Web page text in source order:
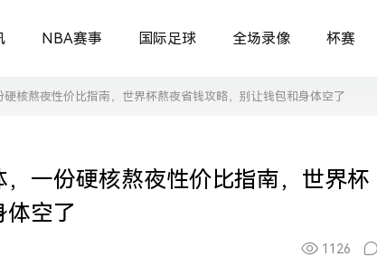
NBA赛事 国际足球 全场录像 杯赛
核熬夜性价比指南，世界杯熬夜省钱攻略，别让钱包和身体空了
一份硬核熬夜性价比指南，世界杯
体空了
1126